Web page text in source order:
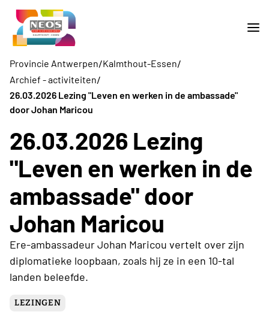
Provincie Antwerpen/Kalmthout-Essen/
Archief - activiteiten/
26.03.2026 Lezing "Leven en werken in de ambassade"
door Johan Maricou
26.03.2026 Lezing
"Leven en werken in de
ambassade" door
Johan Maricou
Ere-ambassadeur Johan Maricou vertelt over zijn
diplomatieke loopbaan, zoals hij ze in een 10-tal
landen beleefde.
LEZINGEN